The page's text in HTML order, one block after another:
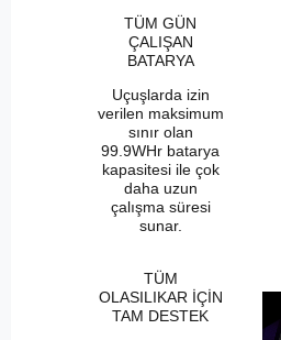
TÜM GÜN
ÇALIŞAN
BATARYA
Uçuşlarda izin
verilen maksimum
sınır olan
99.9WHr batarya
kapasitesi ile çok
daha uzun
çalışma süresi
sunar.
TÜM
OLASILIKAR İÇİN
TAM DESTEK